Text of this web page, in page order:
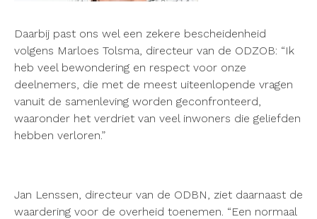
Daarbij past ons wel een zekere bescheidenheid
volgens Marloes Tolsma, directeur van de ODZOB: “Ik
heb veel bewondering en respect voor onze
deelnemers, die met de meest uiteenlopende vragen
vanuit de samenleving worden geconfronteerd,
waaronder het verdriet van veel inwoners die geliefden
hebben verloren.”
Jan Lenssen, directeur van de ODBN, ziet daarnaast de
waardering voor de overheid toenemen. “Een normaal